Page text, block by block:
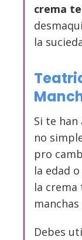
crema
la
Si te
no
pro
la edad
la
Debes